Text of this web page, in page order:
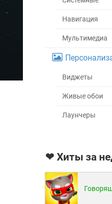
Навигация
Мультимедиа
Виджеты
Живые обои
Лаунчеры
❤ Хиты за